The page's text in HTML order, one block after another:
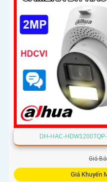
DH-HAC-
Giá
Giá Khuyến